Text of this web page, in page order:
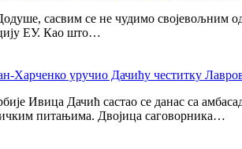
сасвим се не чудимо својевољним
ЕУ. Као што…
Харченко уручио Дачићу честитку
Ивица Дачић састао се данас са
питањима. Двојица саговорника…